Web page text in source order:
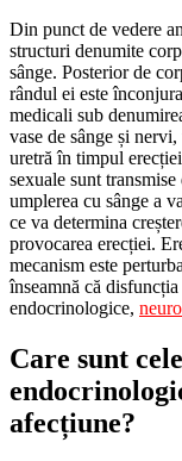
Din punct de vedere
structuri denumite
sânge. Posterior de
rândul ei este
medicali sub
vase de sânge și
uretră în timpul
sexuale sunt
umplerea cu sânge a
ce va determina
provocarea erecției.
mecanism este
înseamnă că
endocrinologice,
Care sunt
afecțiune?